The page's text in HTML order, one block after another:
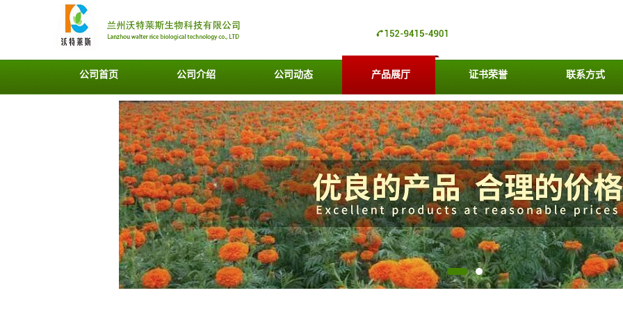
公司首页 公司介绍 公司动态 产品展厅 证书荣誉 联系方式